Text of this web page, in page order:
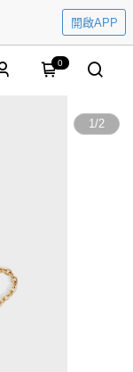
開啟APP
0
1/2